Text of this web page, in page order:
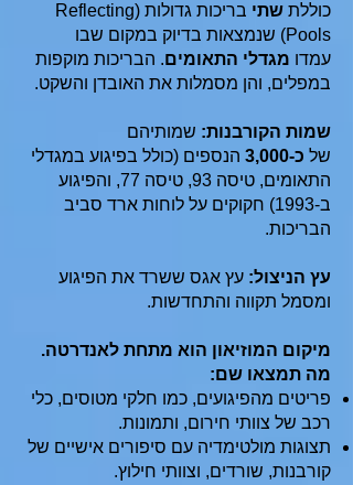
כוללת שתי
בריכות גדולות (Reflecting
Pools) שנמצאות בדיוק במקום שבו
עמדו מגדלי התאומים. הבריכות מוקפות
במפלים, והן מסמלות את האובדן והשקט.
שמות הקורבנות: שמותיהם
של כ-3,000
הנספים (כולל בפיגוע במגדלי
התאומים, טיסה 93, טיסה 77, והפיגוע
ב-1993) חקוקים על לוחות ארד סביב
הבריכות.
עץ הניצול: עץ אגס ששרד את הפיגוע
ומסמל תקווה והתחדשות.
מיקום המוזיאון הוא מתחת לאנדרטה.
מה תמצאו שם:
פריטים מהפיגועים, כמו חלקי מטוסים, כלי
רכב של צוותי חירום, ותמונות.
תצוגות מולטימדיה עם סיפורים אישיים של
קורבנות, שורדים, וצוותי חילוץ.